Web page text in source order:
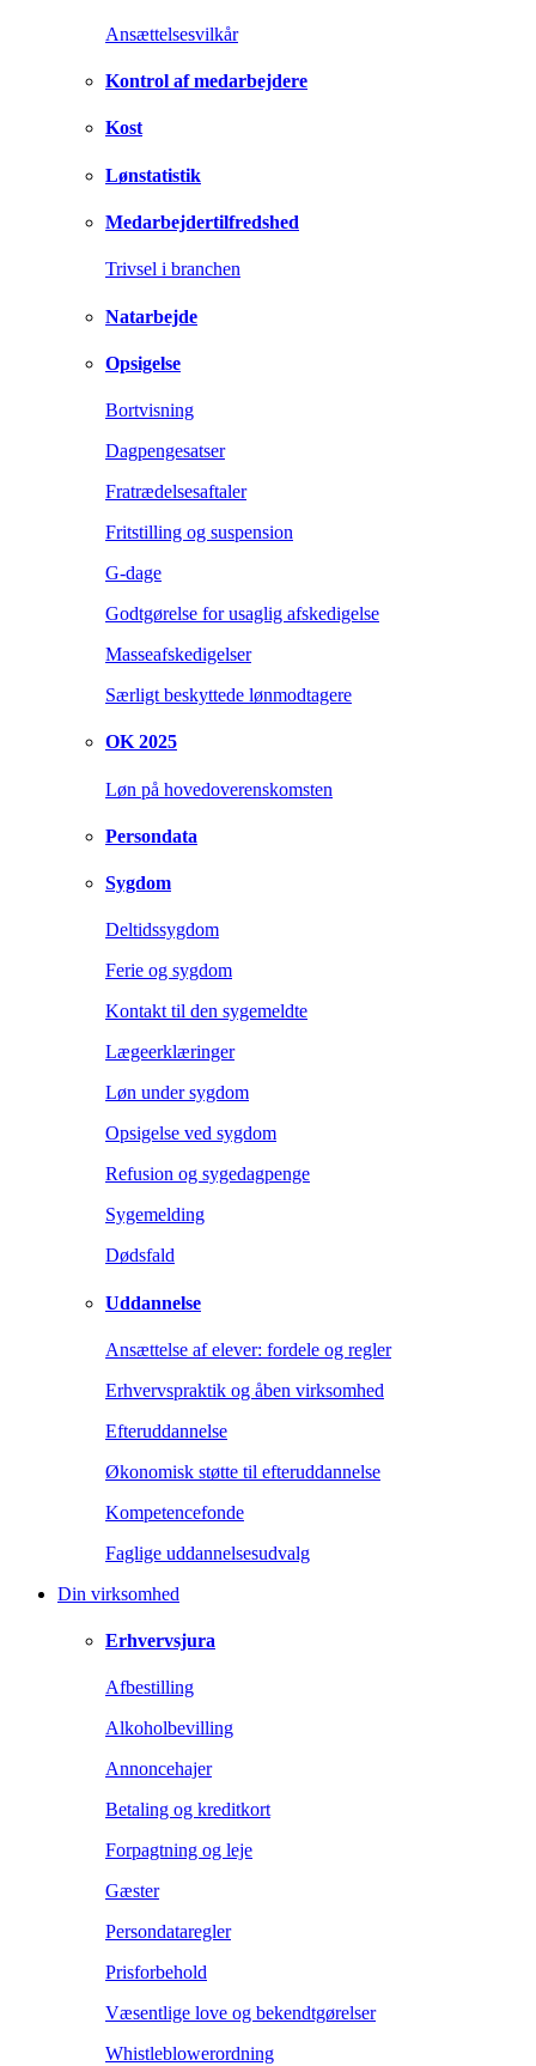
Ansættelsesvilkår
Kontrol af medarbejdere
Kost
Lønstatistik
Medarbejdertilfredshed
Trivsel i branchen
Natarbejde
Opsigelse
Bortvisning
Dagpengesatser
Fratrædelsesaftaler
Fritstilling og suspension
G-dage
Godtgørelse for usaglig afskedigelse
Masseafskedigelser
Særligt beskyttede lønmodtagere
OK 2025
Løn på hovedoverenskomsten
Persondata
Sygdom
Deltidssygdom
Ferie og sygdom
Kontakt til den sygemeldte
Lægeerklæringer
Løn under sygdom
Opsigelse ved sygdom
Refusion og sygedagpenge
Sygemelding
Dødsfald
Uddannelse
Ansættelse af elever: fordele og regler
Erhvervspraktik og åben virksomhed
Efteruddannelse
Økonomisk støtte til efteruddannelse
Kompetencefonde
Faglige uddannelsesudvalg
Din virksomhed
Erhvervsjura
Afbestilling
Alkoholbevilling
Annoncehajer
Betaling og kreditkort
Forpagtning og leje
Gæster
Persondataregler
Prisforbehold
Væsentlige love og bekendtgørelser
Whistleblowerordning